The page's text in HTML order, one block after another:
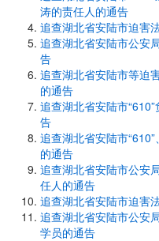
涛的责任人的通告
追查湖北省安陆市迫害
追查湖北省安陆市公安
告
追查湖北省安陆市等迫
的通告
追查湖北省安陆市
告
追查湖北省安陆市
的通告
追查湖北省安陆市公安
任人的通告
追查湖北省安陆市迫害
追查湖北省安陆市公安
学员的通告